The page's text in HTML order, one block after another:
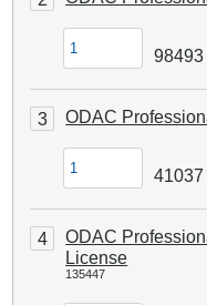
98493
3 ODAC
41037
4
ODAC
License
135447